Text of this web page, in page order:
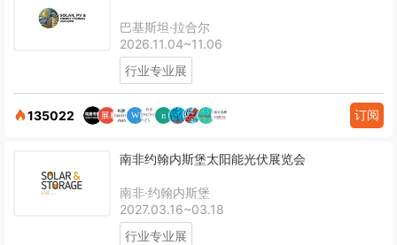
巴基斯坦·拉合尔
2026.11.04~11.06
行业专业展
135022 订阅
南非约翰内斯堡太阳能光伏展览会
南非·约翰内斯堡
2027.03.16~03.18
行业专业展